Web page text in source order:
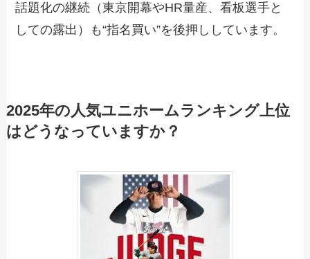
話題化の継続（東京開幕やHR量産、看板選手と
しての露出）も“指名買い”を後押ししています。
2025年の人気ユニホームランキング上位
はどうなっていますか？